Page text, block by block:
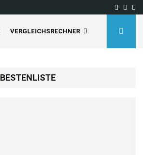
VERGLEICHSRECHNER
BESTENLISTE